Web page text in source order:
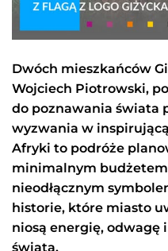
Dwóch mieszkańców
Wojciech Piotrowski,
do poznawania świata
wyzwania w
Afryki to podróże
minimalnym
nieodłącznym
historie, które miasto
niosą energię, odwagę
świata.